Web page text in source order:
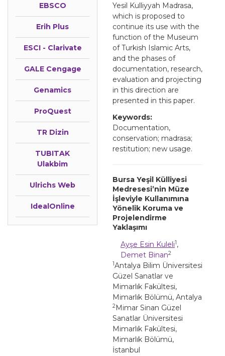
EBSCO
Erih Plus
ESCI - Clarivate
GALE Cengage
Genamics
ProQuest
TR Dizin
TUBITAK
Ulakbim
Ulrichs Web
IdealOnline
Yesil Kulliyyah Madrasa,
which is proposed to
continue its use with the
function of the Museum
of Turkish Islamic Arts,
and the phases of
documentation, research,
evaluation and projecting
in this direction are
presented in this paper.
Keywords:
Documentation,
conservation; madrasa;
restitution; new usage.
Bursa Yeşil Külliyesi
Medresesi’nin Müze
İşleviyle Kullanımına
Yönelik Koruma ve
Projelendirme
Yaklaşımı
Ayşe Esin Kuleli1,
Demet Binan2
1Antalya Bilim Üniversitesi
Güzel Sanatlar ve
Mimarlık Fakültesi,
Mimarlık Bölümü, Antalya
2Mimar Sinan Güzel
Sanatlar Üniversitesi
Mimarlık Fakültesi,
Mimarlık Bölümü,
İstanbul